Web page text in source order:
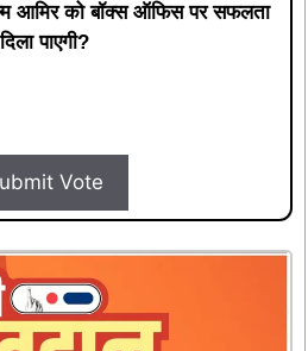
आमिर को बॉक्स ऑफिस पर सफलता
दिला पाएगी?
Vote